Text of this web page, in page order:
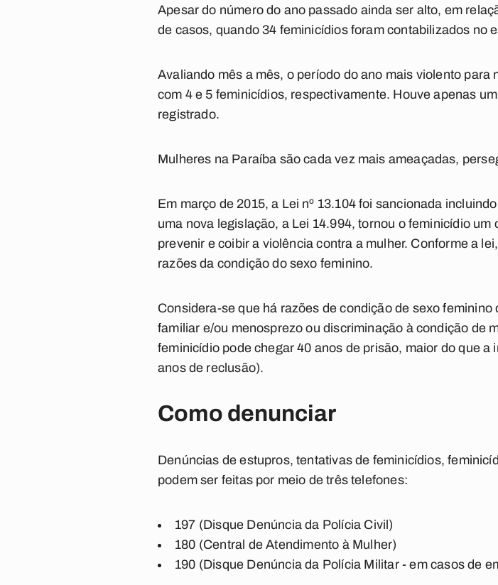
Apesar do número do ano passado ainda ser alto, em
de casos, quando 34 feminicídios foram contabilizados no
Avaliando mês a mês, o período do ano mais violento
com 4 e 5 feminicídios, respectivamente. Houve apenas
registrado.
Mulheres na Paraíba são cada vez mais ameaçadas,
Em março de 2015, a Lei nº 13.104 foi sancionada
uma nova legislação, a Lei 14.994, tornou o feminicídio
prevenir e coibir a violência contra a mulher. Conforme a
razões da condição do sexo feminino.
Considera-se que há razões de condição de sexo
familiar e/ou menosprezo ou discriminação à condição de
feminicídio pode chegar 40 anos de prisão, maior do que
anos de reclusão).
Como denunciar
Denúncias de estupros, tentativas de feminicídios,
podem ser feitas por meio de três telefones:
197 (Disque Denúncia da Polícia Civil)
180 (Central de Atendimento à Mulher)
190 (Disque Denúncia da Polícia Militar - em casos de